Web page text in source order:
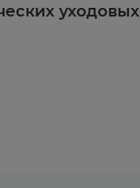
уходовых